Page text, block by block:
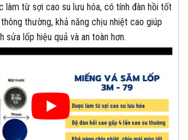
làm từ sợi cao su lưu hóa, có tính đàn hồi tốt
thường, khả năng chịu nhiệt cao giúp
sửa lốp hiệu quả và an toàn hơn.